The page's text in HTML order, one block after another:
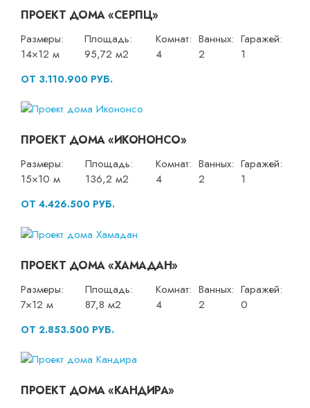
ПРОЕКТ ДОМА «СЕРПЦ»
Размеры:
14×12 м
Площадь:
95,72 м2
Комнат:
4
Ванных:
2
Гаражей:
1
ОТ 3.110.900 РУБ.
ПРОЕКТ ДОМА «ИКОНОНСО»
Размеры:
15×10 м
Площадь:
136,2 м2
Комнат:
4
Ванных:
2
Гаражей:
1
ОТ 4.426.500 РУБ.
ПРОЕКТ ДОМА «ХАМАДАН»
Размеры:
7×12 м
Площадь:
87,8 м2
Комнат:
4
Ванных:
2
Гаражей:
0
ОТ 2.853.500 РУБ.
ПРОЕКТ ДОМА «КАНДИРА»